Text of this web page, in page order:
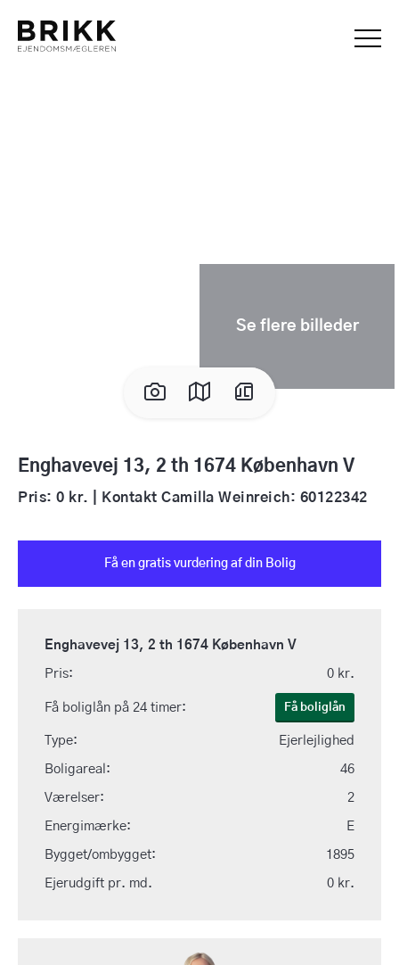
Se flere billeder
Enghavevej 13, 2 th 1674 København V
Pris: 0 kr. | Kontakt Camilla Weinreich: 60122342
Enghavevej 13, 2 th 1674 København V
Pris: 0 kr.
Få boliglån på 24 timer: Få boliglån
Type: Ejerlejlighed
Boligareal: 46
Værelser: 2
Energimærke: E
Bygget/ombygget: 1895
Ejerudgift pr. md. 0 kr.
Få en gratis vurdering af din Bolig